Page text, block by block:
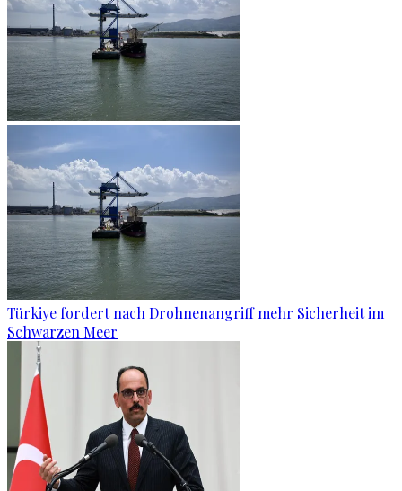
Türkiye fordert nach Drohnenangriff mehr Sicherheit im
Schwarzen Meer